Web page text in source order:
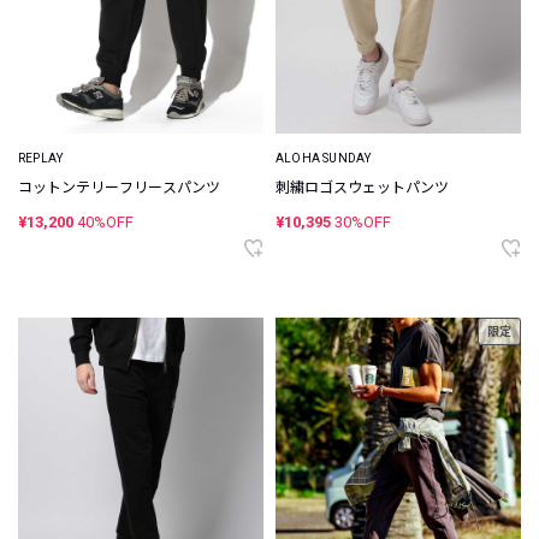
REPLAY
コットンテリーフリースパンツ
¥13,200 40%OFF
ALOHA SUNDAY
刺繍ロゴスウェットパンツ
¥10,395 30%OFF
限定